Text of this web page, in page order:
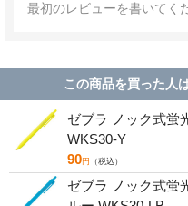
最初のレビューを書いてく
この商品を買った人
ゼブラ ノック式蛍
WKS30-Y
90円 （税込）
ゼブラ ノック式蛍